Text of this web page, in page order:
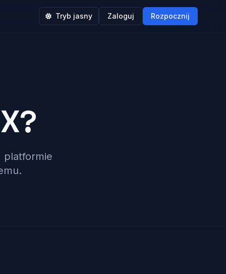
Tryb jasny Zaloguj Rozpocznij
platformie